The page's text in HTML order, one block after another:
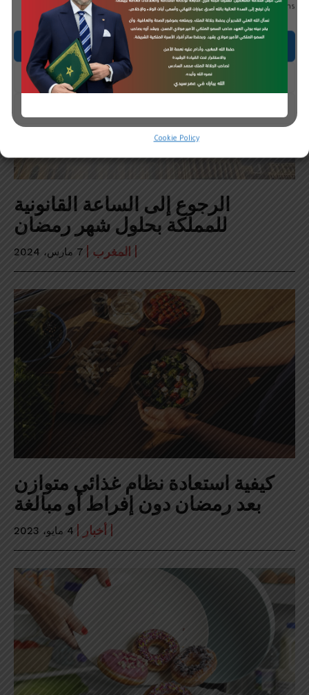
functions.
Accept
Cookie Policy
الرجوع إلى الساعة القانونية
للمملكة بحلول شهر رمضان
المغرب 7 مارس، 2024
كيفية استعادة نظام غذائي متوازن
بعد رمضان دون إفراط أو مبالغة
أخبار 4 مايو، 2023